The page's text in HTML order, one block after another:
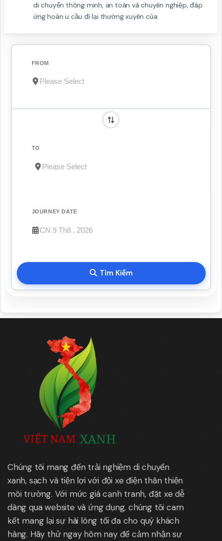
di chuyển thông minh, an toàn và chuyên nghiệp, đáp
ứng hoàn u cầu đi lại thường xuyên của
FROM
TO
JOURNEY DATE
Tìm Kiếm
Chúng tôi mang đến trải nghiệm di chuyển
xanh, sạch và tiện lợi với đội xe điện thân thiện
môi trường. Với mức giá cạnh tranh, đặt xe dễ
dàng qua website và ứng dụng, chúng tôi cam
kết mang lại sự hài lòng tối đa cho quý khách
hàng. Hãy thử ngay hôm nay để cảm nhận sự